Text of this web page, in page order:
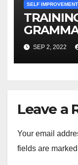
SELF IMPROVEMENT
SEP 2, 2022
Leave a
Your email
fields are marked